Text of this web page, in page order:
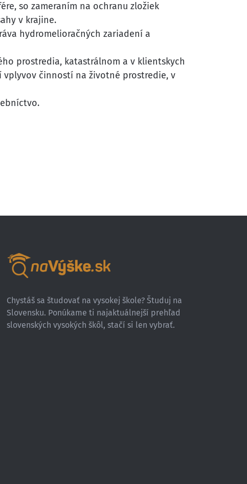
so zameraním na ochranu zložiek
v krajine.
hydromelioračných zariadení a
prostredia, katastrálnom a v klientskych
vplyvov činností na životné prostredie, v
Chystáš sa študovať na vysokej škole? Študuj na
Slovensku. Ponúkame ti najaktuálnejší prehľad
slovenských vysokých škôl, stačí si len vybrať.